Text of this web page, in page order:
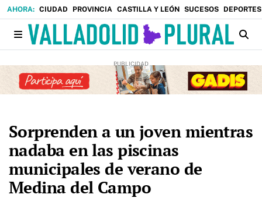
CIUDAD PROVINCIA CASTILLA Y LEÓN SUCESOS DEPORTES
Sorprenden a un joven mientras
nadaba en las piscinas
municipales de verano de
Medina del Campo